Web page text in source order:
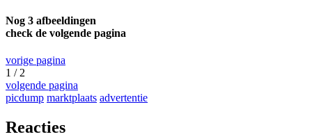
Nog 3 afbeeldingen
check de volgende pagina
vorige pagina
1 / 2
volgende pagina
picdump marktplaats advertentie
Reacties